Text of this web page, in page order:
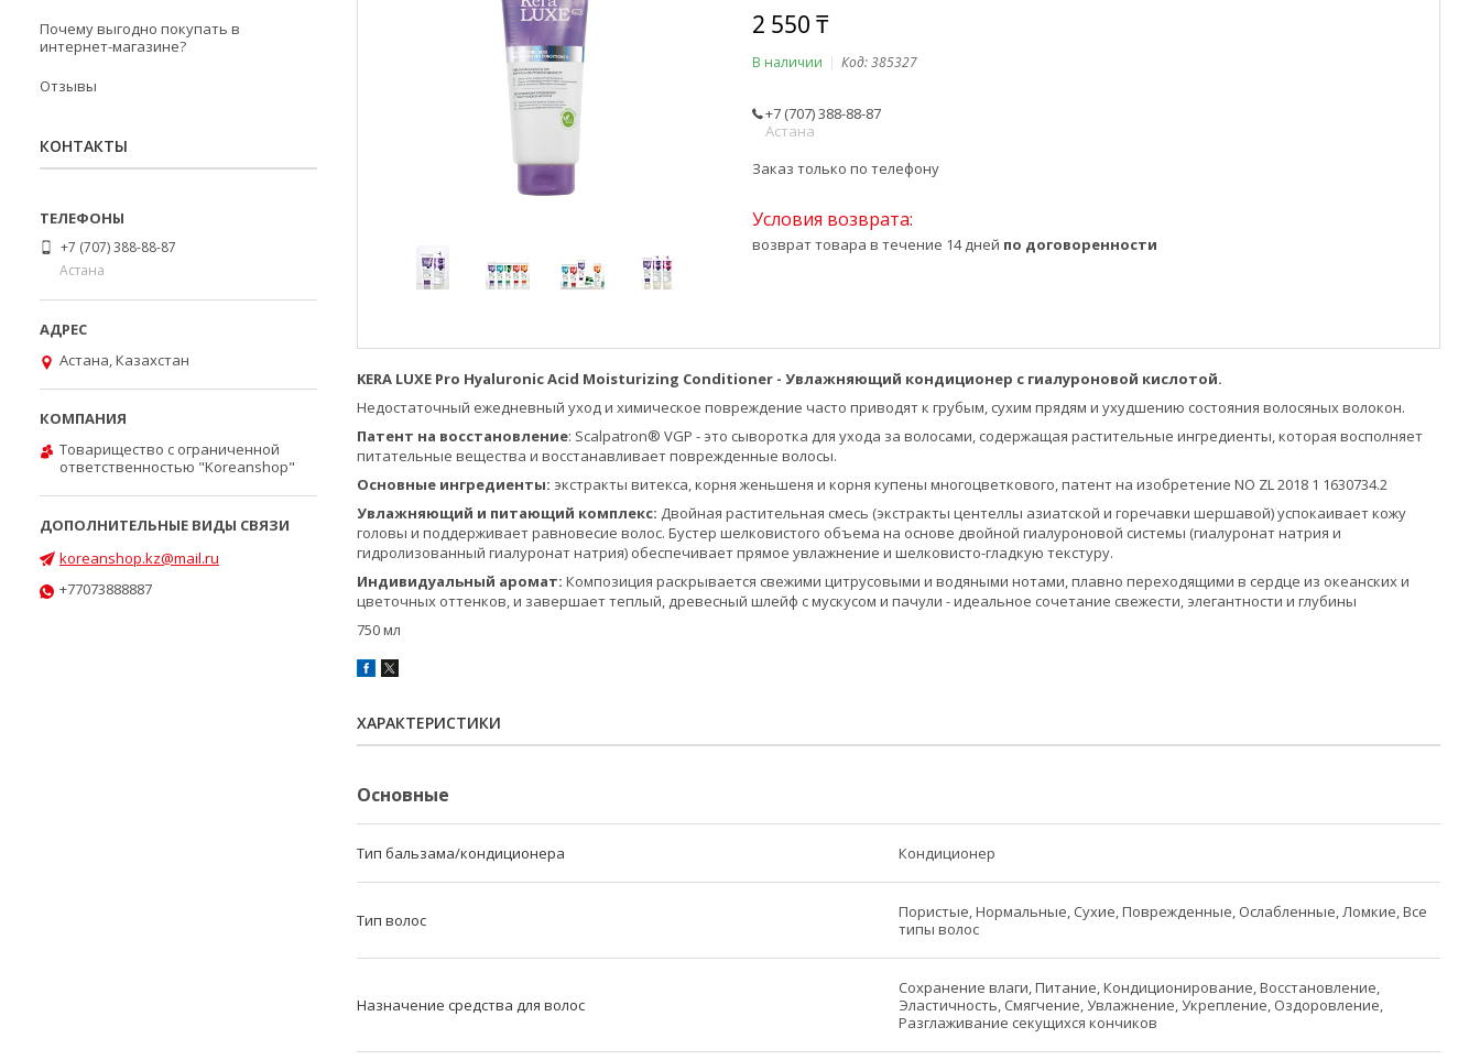
2 550 ₸
В наличии Код:385327
+7 (707) 388-88-87
Астана
Заказ только по телефону
возврат товара в течение 14 дней по договоренности
KERA LUXE Pro Hyaluronic Acid Moisturizing Conditioner - Увлажняющий кондиционер с гиалуроновой кислотой.
Недостаточный ежедневный уход и химическое повреждение часто приводят к грубым, сухим прядям и ухудшению состояния волосяных волокон.
Патент на восстановление: Scalpatron® VGP - это сыворотка для ухода за волосами, содержащая растительные ингредиенты, которая восполняет
питательные вещества и восстанавливает поврежденные волосы.
Основные ингредиенты: экстракты витекса, корня женьшеня и корня купены многоцветкового, патент на изобретение NO ZL 2018 1 1630734.2
Увлажняющий и питающий комплекс: Двойная растительная смесь (экстракты центеллы азиатской и горечавки шершавой) успокаивает кожу
головы и поддерживает равновесие волос. Бустер шелковистого объема на основе двойной гиалуроновой системы (гиалуронат натрия и
гидролизованный гиалуронат натрия) обеспечивает прямое увлажнение и шелковисто-гладкую текстуру.
Индивидуальный аромат: Композиция раскрывается свежими цитрусовыми и водяными нотами, плавно переходящими в сердце из океанских и
цветочных оттенков, и завершает теплый, древесный шлейф с мускусом и пачули - идеальное сочетание свежести, элегантности и глубины
750 мл
ХАРАКТЕРИСТИКИ
Основные
Тип бальзама/кондиционера Кондиционер
Тип волос
Пористые, Нормальные, Сухие, Поврежденные, Ослабленные, Ломкие, Все
типы волос
Назначение средства для волос
Сохранение влаги, Питание, Кондиционирование, Восстановление,
Эластичность, Смягчение, Увлажнение, Укрепление, Оздоровление,
Разглаживание секущихся кончиков
Почему выгодно покупать в
интернет-магазине?
Отзывы
КОНТАКТЫ
+7 (707) 388-88-87
Астана
Астана, Казахстан
Товарищество с ограниченной
ответственностью "Koreanshop"
koreanshop.kz@mail.ru
+77073888887